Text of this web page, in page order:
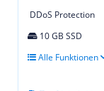
DDoS Protection
10 GB SSD
Alle Funktionen